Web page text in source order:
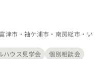
津市・袖ケ浦市・南房総市・い
ハウス見学会
個別相談会